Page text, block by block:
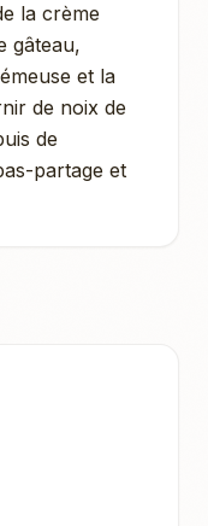
la crème
gâteau,
et la
de noix de
de
partage et